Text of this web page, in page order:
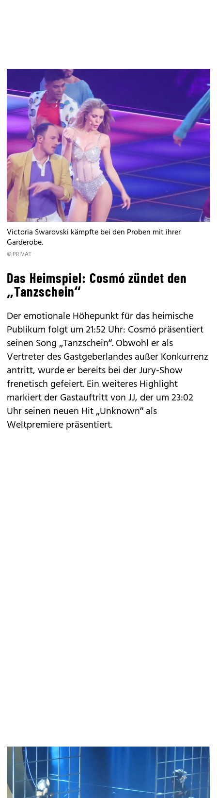
Victoria Swarovski kämpfte bei den Proben mit ihrer
Garderobe.
© PRIVAT
Das Heimspiel: Cosmó zündet den
„Tanzschein“
Der emotionale Höhepunkt für das heimische
Publikum folgt um 21:52 Uhr: Cosmó präsentiert
seinen Song „Tanzschein“. Obwohl er als
Vertreter des Gastgeberlandes außer Konkurrenz
antritt, wurde er bereits bei der Jury-Show
frenetisch gefeiert. Ein weiteres Highlight
markiert der Gastauftritt von JJ, der um 23:02
Uhr seinen neuen Hit „Unknown“ als
Weltpremiere präsentiert.